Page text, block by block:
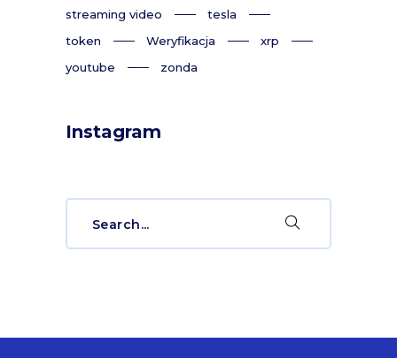
streaming video
tesla
token
Weryfikacja
xrp
youtube
zonda
Instagram